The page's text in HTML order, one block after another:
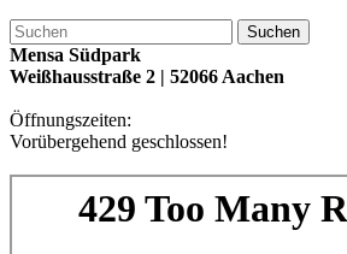
Mensa Südpark
Weißhausstraße 2 | 52066 Aachen
Öffnungszeiten:
Vorübergehend geschlossen!